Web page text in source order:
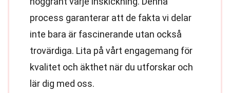
process garanterar att de fakta vi delar
inte bara är fascinerande utan också
trovärdiga. Lita på vårt engagemang för
kvalitet och äkthet när du utforskar och
lär dig med oss.